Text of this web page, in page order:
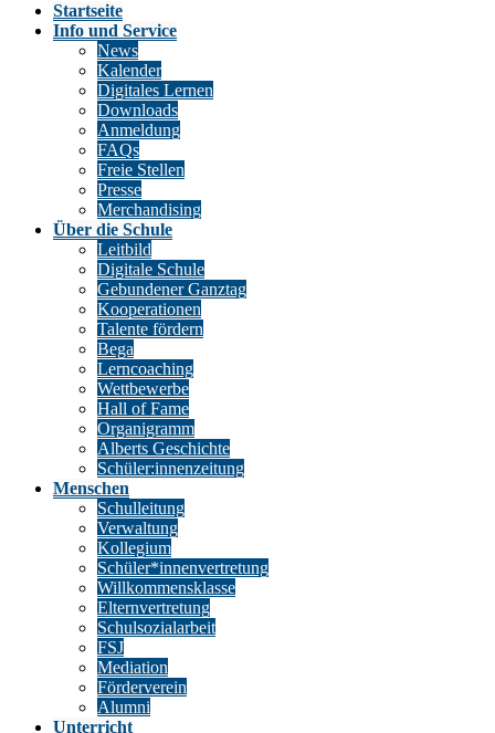
Startseite
Info und Service
News
Kalender
Digitales Lernen
Downloads
Anmeldung
FAQs
Freie Stellen
Presse
Merchandising
Über die Schule
Leitbild
Digitale Schule
Gebundener Ganztag
Kooperationen
Talente fördern
Bega
Lerncoaching
Wettbewerbe
Hall of Fame
Organigramm
Alberts Geschichte
Schüler:innenzeitung
Menschen
Schulleitung
Verwaltung
Kollegium
Schüler*innenvertretung
Willkommensklasse
Elternvertretung
Schulsozialarbeit
FSJ
Mediation
Förderverein
Alumni
Unterricht